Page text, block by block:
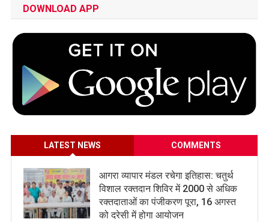
DOWNLOAD APP
LATEST NEWS COMMENTS
आगरा व्यापार मंडल रचेगा इतिहास: चतुर्थ
विशाल रक्तदान शिविर में 2000 से अधिक
रक्तदाताओं का पंजीकरण पूरा, 16 अगस्त
को दरेसी में होगा आयोजन